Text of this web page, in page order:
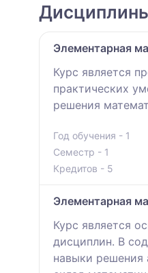
Элементарная
Курс является
практических
решения
Год обучения - 1
Семестр - 1
Кредитов - 5
Элементарная
Курс является
дисциплин. В
навыки решения